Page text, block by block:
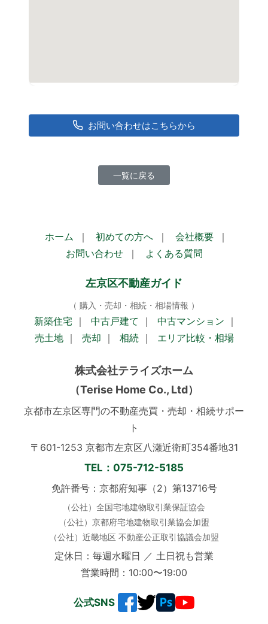
お問い合わせはこちらから
一覧に戻る
ホーム ｜ 初めての方へ ｜ 会社概要
｜
お問い合わせ
｜ よくある質問
左京区不動産ガイド
（ 購入・売却・相続・相場情報 ）
新築住宅 ｜ 中古戸建て ｜ 中古マンション
｜
売土地
｜ 売却 ｜ 相続 ｜ エリア比較・相場
株式会社テライズホーム
（Terise Home Co., Ltd）
京都市左京区専門の不動産売買・売却・相続サポー
ト
〒601-1253 京都市左京区八瀬近衛町354番地31
TEL：075-712-5185
免許番号：京都府知事（2）第13716号
（公社）全国宅地建物取引業保証協会
（公社）京都府宅地建物取引業協会加盟
（公社）近畿地区 不動産公正取引協議会加盟
定休日：毎週水曜日 ／ 土日祝も営業
営業時間：10:00〜19:00
公式SNS